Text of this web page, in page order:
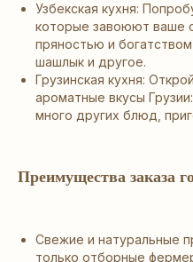
Узбекская кухня:
которые завоюют ваше
пряностью и
шашлык и другое.
Грузинская кухня:
ароматные вкусы
много других блюд,
Преимущества заказа
Свежие и натуральные
только отборные